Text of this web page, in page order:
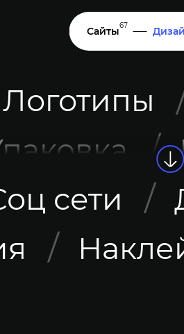
Сайты67
Логотипы
сети